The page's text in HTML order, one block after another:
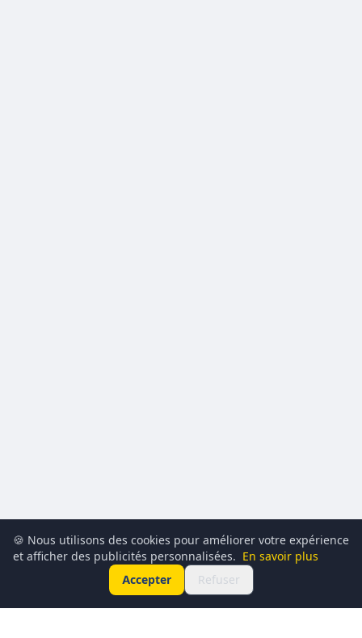
🍪 Nous utilisons des cookies pour améliorer votre expérience
et afficher des publicités personnalisées. En savoir plus
Accepter
Refuser